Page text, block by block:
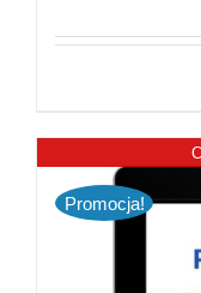
Promocja!